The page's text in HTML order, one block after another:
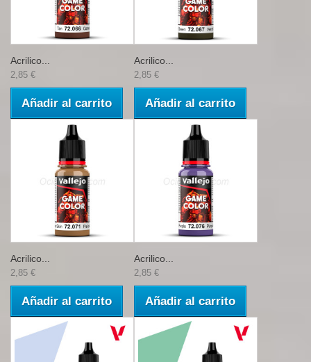
Acrilico...
2,85 €
Añadir al carrito
Acrilico...
2,85 €
Añadir al carrito
Acrilico...
2,85 €
Añadir al carrito
Acrilico...
2,85 €
Añadir al carrito